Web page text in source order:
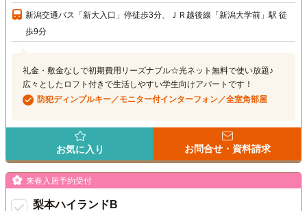
新潟交通バス「新大入口」停徒歩3分、ＪＲ越後線「新潟大学前」駅 徒
歩9分
礼金・敷金なしで初期費用リーズナブル☆光ネット無料で使い放題♪
広々としたロフト付きで生活しやすい学生向けアパートです！
防犯ディンプルキー／モニター付インターフォン／全室角部屋
お気に入り お問合せ・資料請求
来春入居予約受付
梨本ハイランドB